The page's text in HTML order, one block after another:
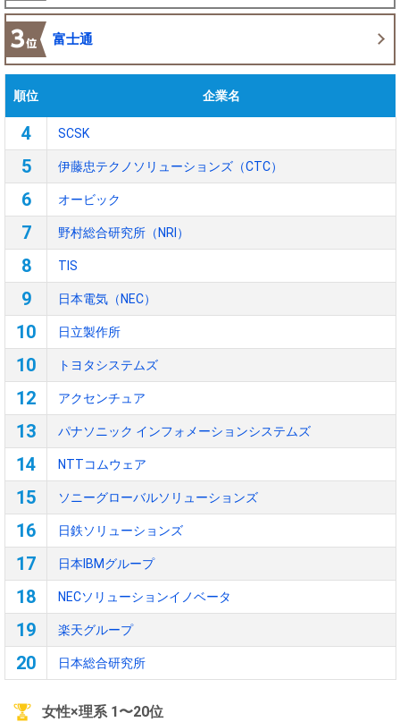
富士通
順位 企業名
4 SCSK
5 伊藤忠テクノソリューションズ（CTC）
6 オービック
7 野村総合研究所（NRI）
8 TIS
9 日本電気（NEC）
10 日立製作所
10 トヨタシステムズ
12 アクセンチュア
13 パナソニック インフォメーションシステムズ
14 NTTコムウェア
15 ソニーグローバルソリューションズ
16 日鉄ソリューションズ
17 日本IBMグループ
18 NECソリューションイノベータ
19 楽天グループ
20 日本総合研究所
女性×理系 1〜20位